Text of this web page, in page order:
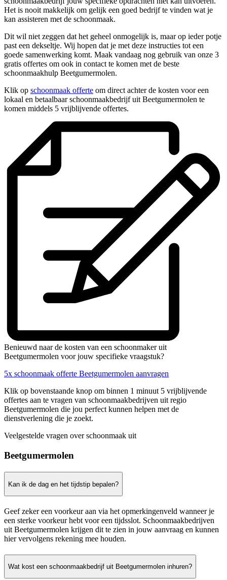
Het is nooit makkelijk om gelijk een goed bedrijf te vinden wat je
kan assisteren met de schoonmaak.
Dit wil niet zeggen dat het geheel onmogelijk is, maar op ieder potje
past een dekseltje. Wij hopen dat je met deze instructies tot een
goede samenwerking komt. Maak vandaag nog gebruik van onze 3
gratis offertes om ook in contact te komen met de beste
schoonmaakhulp Beetgumermolen.
Klik op schoonmaak offerte om direct achter de kosten voor een
lokaal en betaalbaar schoonmaakbedrijf uit Beetgumermolen te
komen middels 5 vrijblijvende offertes.
Benieuwd naar de kosten van een schoonmaker uit
Beetgumermolen voor jouw specifieke vraagstuk?
5x schoonmaak offerte Beetgumermolen aanvragen
Klik op bovenstaande knop om binnen 1 minuut 5 vrijblijvende
offertes aan te vragen van schoonmaakbedrijven uit regio
Beetgumermolen die jou perfect kunnen helpen met de
dienstverlening die je zoekt.
Veelgestelde vragen over schoonmaak uit
Beetgumermolen
Kan ik de dag en het tijdstip bepalen?
Geef zeker een voorkeur aan via het opmerkingenveld wanneer je
een sterke voorkeur hebt voor een tijdsslot. Schoonmaakbedrijven
uit Beetgumermolen krijgen dit te zien in jouw aanvraag en kunnen
hier vervolgens rekening mee houden.
Wat kost een schoonmaakbedrijf uit Beetgumermolen inhuren?